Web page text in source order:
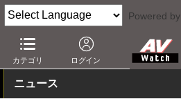
Powered by
カテゴリ ログイン
AV Watch コンテンツ・サービス 映
ニュース